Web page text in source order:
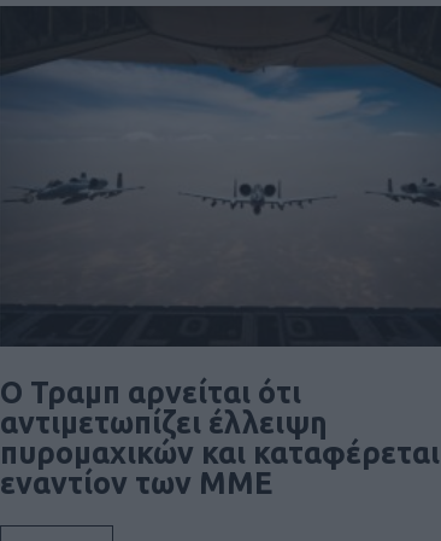
Ο Τραμπ αρνείται ότι
αντιμετωπίζει έλλειψη
πυρομαχικών και καταφέρεται
εναντίον των ΜΜΕ